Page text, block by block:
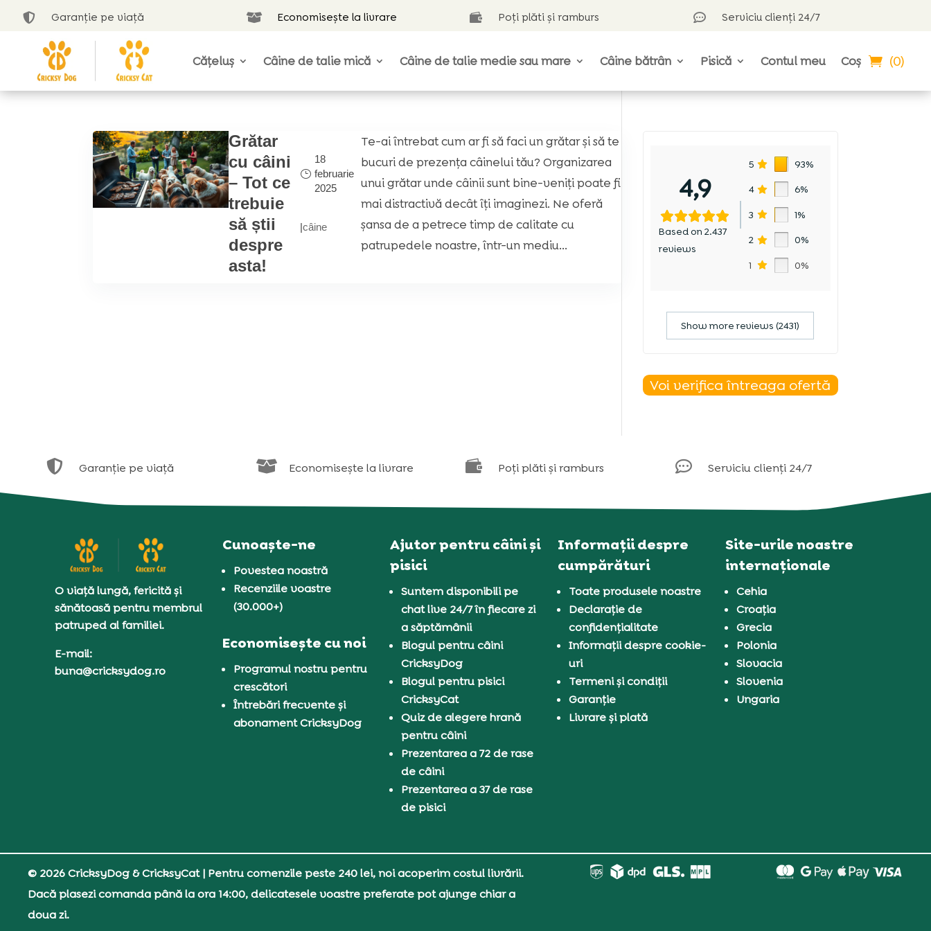
 Garanție pe viață  Economisește la livrare  Poți plăti și ramburs  Serviciu clienți 24/7
Cățeluș Câine de talie mică Câine de talie medie sau mare Câine bătrân Pisică Contul meu Coș (0)
Grătar
cu câini
– Tot ce
trebuie
să știi
despre
asta!
18
februarie
2025
|câine
Te-ai întrebat cum ar fi să faci un grătar și să te
bucuri de prezența câinelui tău? Organizarea
unui grătar unde câinii sunt bine-veniți poate fi
mai distractivă decât îți imaginezi. Ne oferă
șansa de a petrece timp de calitate cu
patrupedele noastre, într-un mediu...
4,9
Based on 2.437
reviews
5 93%
4 6%
3 1%
2 0%
1 0%
Show more reviews (2431)
Voi verifica întreaga ofertă
 Garanție pe viață  Economisește la livrare  Poți plăti și ramburs  Serviciu clienți 24/7
O viață lungă, fericită și
sănătoasă pentru membrul
patruped al familiei.
E-mail:
buna@cricksydog.ro
Cunoaște-ne
Povestea noastră
Recenziile voastre
(30.000+)
Economisește cu noi
Programul nostru pentru
crescători
Întrebări frecvente și
abonament CricksyDog
Ajutor pentru câini și
pisici
Suntem disponibili pe
chat live 24/7 în fiecare zi
a săptămânii
Blogul pentru câini
CricksyDog
Blogul pentru pisici
CricksyCat
Quiz de alegere hrană
pentru câini
Prezentarea a 72 de rase
de câini
Prezentarea a 37 de rase
de pisici
Informații despre
cumpărături
Toate produsele noastre
Declarație de
confidențialitate
Informații despre cookie-
uri
Termeni și condiții
Garanție
Livrare și plată
Site-urile noastre
internaționale
Cehia
Croația
Grecia
Polonia
Slovacia
Slovenia
Ungaria
© 2026 CricksyDog & CricksyCat| Pentru comenzile peste 240 lei, noi acoperim costul livrării.
Dacă plasezi comanda până la ora 14:00, delicatesele voastre preferate pot ajunge chiar a
doua zi.